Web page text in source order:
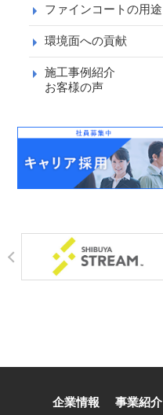
ファインコートの用途
環境面への貢献
施工事例紹介
お客様の声
企業情報 事業紹介